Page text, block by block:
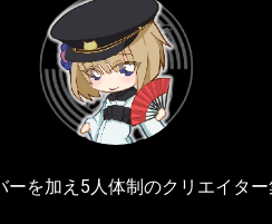
を加え5人体制のクリエイター